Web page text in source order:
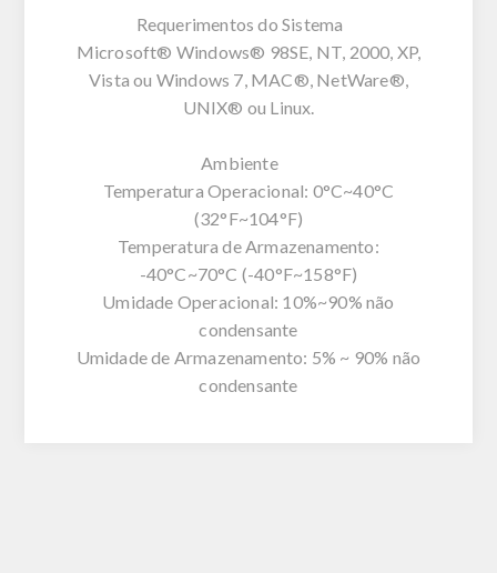
Requerimentos do Sistema
Microsoft® Windows® 98SE, NT, 2000, XP,
Vista ou Windows 7, MAC®, NetWare®,
UNIX® ou Linux.
Ambiente
Temperatura Operacional: 0°C~40°C
(32°F~104°F)
Temperatura de Armazenamento:
-40°C~70°C (-40°F~158°F)
Umidade Operacional: 10%~90% não
condensante
Umidade de Armazenamento: 5% ~ 90% não
condensante